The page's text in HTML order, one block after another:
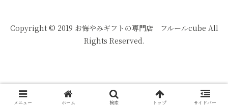
Copyright © 2019 お悔やみギフトの専門店 フルールcube All
Rights Reserved.
メニュー ホーム 検索 トップ サイドバー